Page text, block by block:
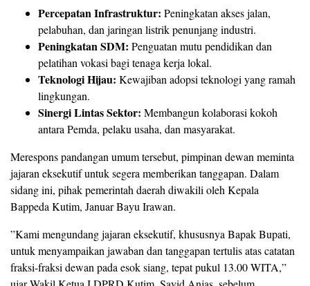
Percepatan Infrastruktur: Peningkatan akses jalan,
pelabuhan, dan jaringan listrik penunjang industri.
Peningkatan SDM: Penguatan mutu pendidikan dan
pelatihan vokasi bagi tenaga kerja lokal.
Teknologi Hijau: Kewajiban adopsi teknologi yang ramah
lingkungan.
Sinergi Lintas Sektor: Membangun kolaborasi kokoh
antara Pemda, pelaku usaha, dan masyarakat.
​Merespons pandangan umum tersebut, pimpinan dewan meminta
jajaran eksekutif untuk segera memberikan tanggapan. Dalam
sidang ini, pihak pemerintah daerah diwakili oleh Kepala
Bappeda Kutim, Januar Bayu Irawan.
​”Kami mengundang jajaran eksekutif, khususnya Bapak Bupati,
untuk menyampaikan jawaban dan tanggapan tertulis atas catatan
fraksi-fraksi dewan pada esok siang, tepat pukul 13.00 WITA,”